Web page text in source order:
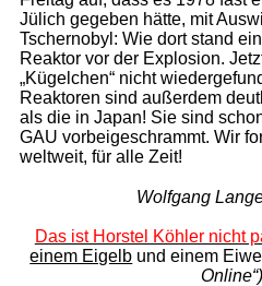
Jülich gegeben hätte, mit
Tschernobyl: Wie dort stand
Reaktor vor der Explosion.
„Kügelchen“ nicht
Reaktoren sind außerdem
als die in Japan! Sie sind
GAU vorbeigeschrammt. Wir
weltweit, für alle Zeit!
Wolfgang
Das ist Horstel Köhler nicht
einem Eigelb und einem
Online“)